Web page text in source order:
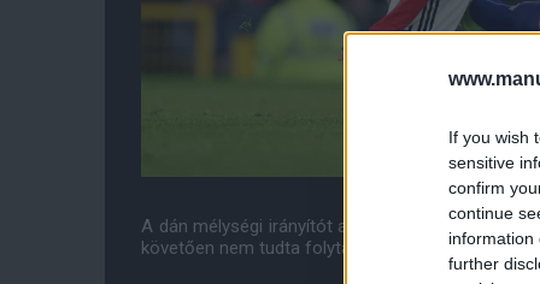
If you wish
sensitive
confirm
continue
information
further
A dán mélységi irányítót a második játékrész
követően nem tudta folytatni a játékot.